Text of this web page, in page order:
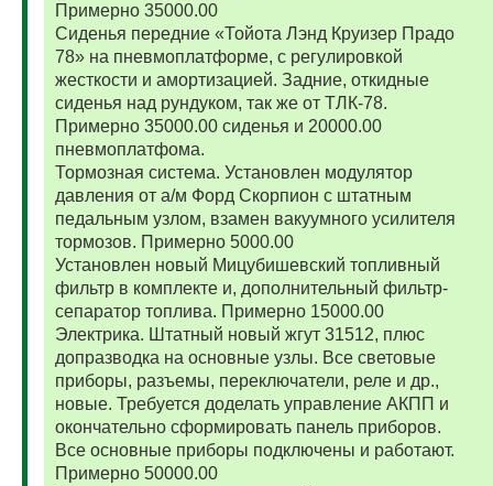
Примерно 35000.00
Сиденья передние «Тойота Лэнд Круизер Прадо
78» на пневмоплатформе, с регулировкой
жесткости и амортизацией. Задние, откидные
сиденья над рундуком, так же от ТЛК-78.
Примерно 35000.00 сиденья и 20000.00
пневмоплатфома.
Тормозная система. Установлен модулятор
давления от а/м Форд Скорпион с штатным
педальным узлом, взамен вакуумного усилителя
тормозов. Примерно 5000.00
Установлен новый Мицубишевский топливный
фильтр в комплекте и, дополнительный фильтр-
сепаратор топлива. Примерно 15000.00
Электрика. Штатный новый жгут 31512, плюс
допразводка на основные узлы. Все световые
приборы, разъемы, переключатели, реле и др.,
новые. Требуется доделать управление АКПП и
окончательно сформировать панель приборов.
Все основные приборы подключены и работают.
Примерно 50000.00